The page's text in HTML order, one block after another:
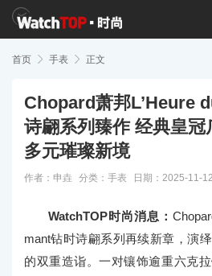
首页  手表  正文
Chopard萧邦L’Heure
诗翩系列臻作 经典皇冠
多元璀璨新境
作者：申垚 分类： 手表 日期：2025-11-12
WatchTOP时尚消息：
mant钻时诗翩系列再续新章，演
的双重造诣。一对镶饰逾重六克